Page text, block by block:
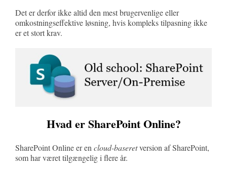
Det er derfor ikke altid den mest brugervenlige eller
omkostningseffektive løsning, hvis kompleks tilpasning ikke
er et stort krav.
Hvad er SharePoint Online?
SharePoint Online er en cloud-baseretversion af SharePoint,
som har været tilgængelig i flere år.